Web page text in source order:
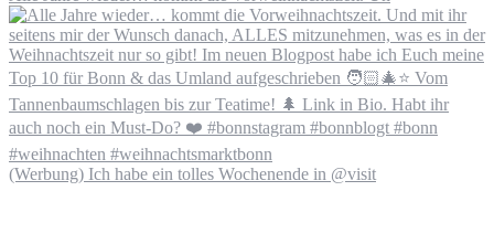
(Werbung) Ich habe ein tolles Wochenende in @visit